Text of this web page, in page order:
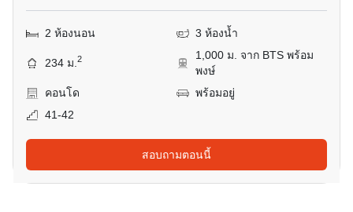
2 ห้องนอน 3 ห้องน้ำ
234 ม.2
1,000 ม. จาก BTS พร้อม
พงษ์
คอนโด
พร้อมอยู่
41-42
สอบถามตอนนี้